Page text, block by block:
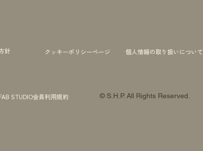
針 クッキーポリシーページ 個人情報の取り扱いについて
STUDIO会員利用規約 © S.H.P. All Rights Reserved.